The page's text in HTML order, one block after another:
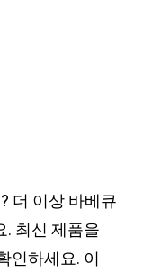
더 이상 바베큐
. 최신 제품을
인하세요. 이